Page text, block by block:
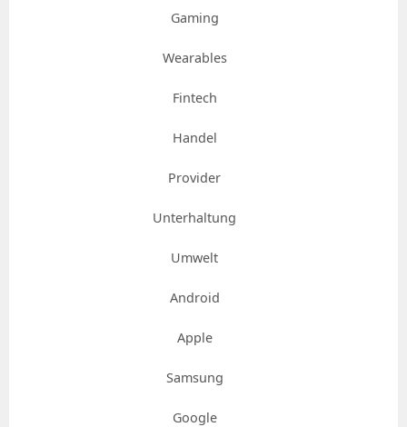
Gaming
Wearables
Fintech
Handel
Provider
Unterhaltung
Umwelt
Android
Apple
Samsung
Google